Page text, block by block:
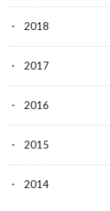
2018
2017
2016
2015
2014